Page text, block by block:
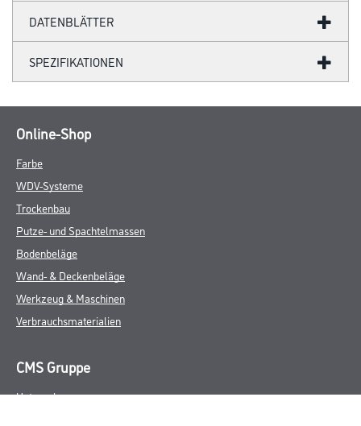
DATENBLÄTTER
SPEZIFIKATIONEN
Online-Shop
Farbe
WDV-Systeme
Trockenbau
Putze- und Spachtelmassen
Bodenbeläge
Wand- & Deckenbeläge
Werkzeug & Maschinen
Verbrauchsmaterialien
CMS Gruppe
Unternehmen